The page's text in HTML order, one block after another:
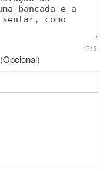
4713
(Opcional)